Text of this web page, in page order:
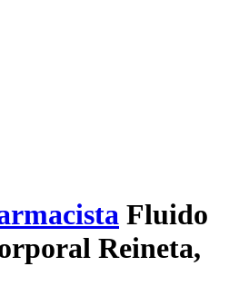
Fluido
Reineta,